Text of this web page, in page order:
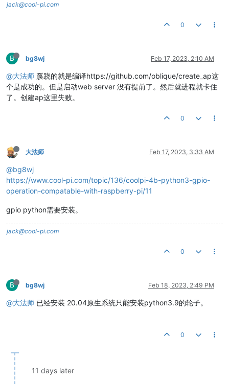
jack@cool-pi.com
0
B bg8wj Feb 17, 2023, 2:10 AM
@大法师 蹊跷的就是编译https://github.com/oblique/create_ap这
个是成功的。但是启动web server 没有提前了。然后就进程就卡住
了。创建ap这里失败。
0
大法师 Feb 17, 2023, 3:33 AM
@bg8wj
https://www.cool-pi.com/topic/136/coolpi-4b-python3-gpio-
operation-compatable-with-raspberry-pi/11
gpio python需要安装。
jack@cool-pi.com
0
B bg8wj Feb 18, 2023, 2:49 PM
@大法师 已经安装 20.04原生系统只能安装python3.9的轮子。
0
11 days later